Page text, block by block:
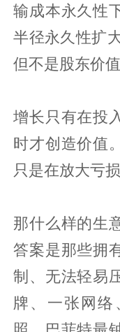
输成本永久性
半径永久性扩
但不是股东价值
增长只有在投
时才创造价值
只是在放大亏损
那什么样的生
答案是那些拥
制、无法轻易
牌、一张网络